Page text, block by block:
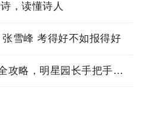
，读懂诗人
雪峰 考得好不如报得好
40000宝宝顺利幼儿入园全攻略，明星园长手把手来教你！